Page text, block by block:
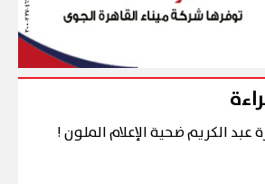
عبد الكريم ضحية الإعلام الملون !